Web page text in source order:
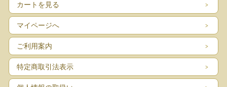
カートを見る
マイページへ
ご利用案内
特定商取引法表示